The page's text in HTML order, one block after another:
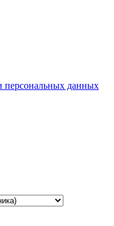
персональных данных